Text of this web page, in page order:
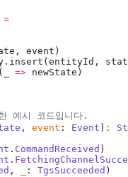
=
event)
=> newState)
예시 코드입니다.
, event : Event ) :
. CommandReceived
.
, : TgsSucceeded